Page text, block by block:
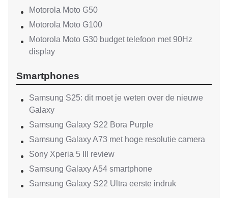
Motorola Moto G50
Motorola Moto G100
Motorola Moto G30 budget telefoon met 90Hz
display
Smartphones
Samsung S25: dit moet je weten over de nieuwe
Galaxy
Samsung Galaxy S22 Bora Purple
Samsung Galaxy A73 met hoge resolutie camera
Sony Xperia 5 III review
Samsung Galaxy A54 smartphone
Samsung Galaxy S22 Ultra eerste indruk